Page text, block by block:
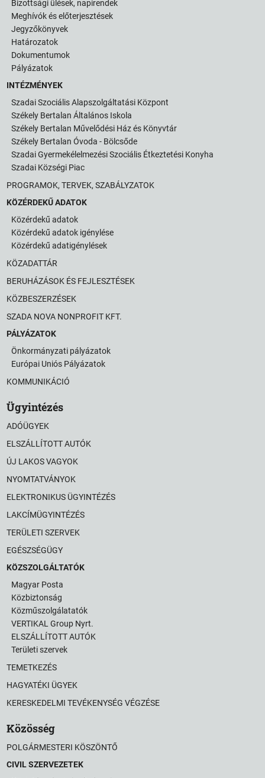
Bizottsági ülések, napirendek
Meghívók és előterjesztések
Jegyzőkönyvek
Határozatok
Dokumentumok
Pályázatok
INTÉZMÉNYEK
Szadai Szociális Alapszolgáltatási Központ
Székely Bertalan Általános Iskola
Székely Bertalan Művelődési Ház és Könyvtár
Székely Bertalan Óvoda - Bölcsőde
Szadai Gyermekélelmezési Szociális Étkeztetési Konyha
Szadai Községi Piac
PROGRAMOK, TERVEK, SZABÁLYZATOK
KÖZÉRDEKŰ ADATOK
Közérdekű adatok
Közérdekű adatok igénylése
Közérdekű adatigénylések
KÖZADATTÁR
BERUHÁZÁSOK ÉS FEJLESZTÉSEK
KÖZBESZERZÉSEK
SZADA NOVA NONPROFIT KFT.
PÁLYÁZATOK
Önkormányzati pályázatok
Európai Uniós Pályázatok
KOMMUNIKÁCIÓ
Ügyintézés
ADÓÜGYEK
ELSZÁLLÍTOTT AUTÓK
ÚJ LAKOS VAGYOK
NYOMTATVÁNYOK
ELEKTRONIKUS ÜGYINTÉZÉS
LAKCÍMÜGYINTÉZÉS
TERÜLETI SZERVEK
EGÉSZSÉGÜGY
KÖZSZOLGÁLTATÓK
Magyar Posta
Közbiztonság
Közműszolgálatatók
VERTIKAL Group Nyrt.
ELSZÁLLÍTOTT AUTÓK
Területi szervek
TEMETKEZÉS
HAGYATÉKI ÜGYEK
KERESKEDELMI TEVÉKENYSÉG VÉGZÉSE
Közösség
POLGÁRMESTERI KÖSZÖNTŐ
CIVIL SZERVEZETEK